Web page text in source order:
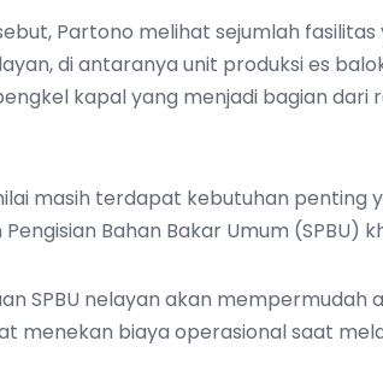
Partono melihat sejumlah
di antaranya unit produksi es
kapal yang menjadi bagian dari
masih terdapat kebutuhan penting
Bahan Bakar Umum (SPBU)
SPBU nelayan akan mempermudah
menekan biaya operasional saat